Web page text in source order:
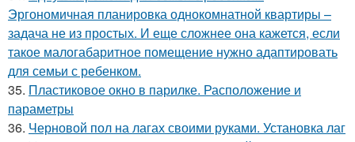
Эргономичная планировка однокомнатной квартиры –
задача не из простых. И еще сложнее она кажется, если
такое малогабаритное помещение нужно адаптировать
для семьи с ребенком.
35. Пластиковое окно в парилке. Расположение и
параметры
36. Черновой пол на лагах своими руками. Установка лаг